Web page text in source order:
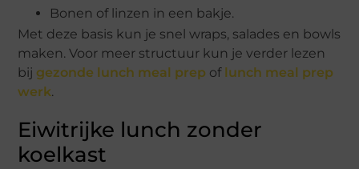
Bonen of linzen in een bakje.
Met deze basis kun je snel wraps, salades en bowls
maken. Voor meer structuur kun je verder lezen
bij gezonde lunch meal prep of lunch meal prep
werk.
Eiwitrijke lunch zonder
koelkast